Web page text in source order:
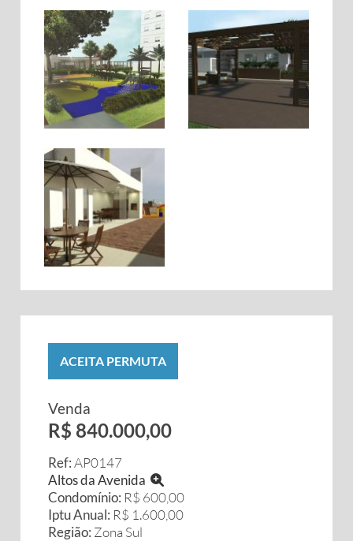
ACEITA PERMUTA
Venda
R$ 840.000,00
Ref:AP0147
Altos da Avenida
Condomínio: R$ 600,00
Iptu Anual: R$ 1.600,00
Região: Zona Sul